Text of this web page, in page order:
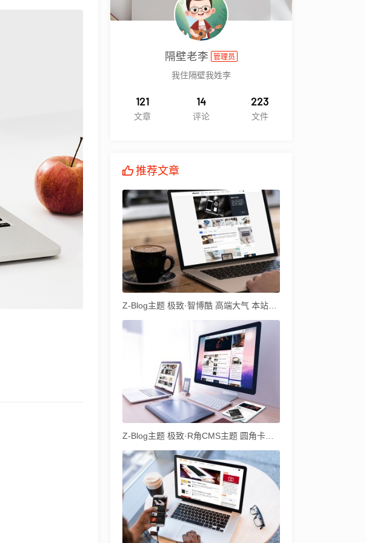
隔壁老李 管理员
我住隔壁我姓李
121
文章
14
评论
223
文件
推荐文章